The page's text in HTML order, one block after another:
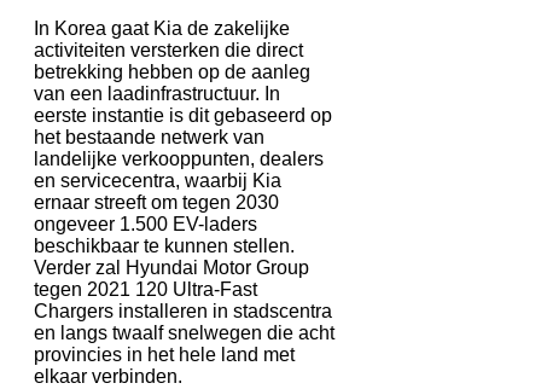
In Korea gaat Kia de zakelijke
activiteiten versterken die direct
betrekking hebben op de aanleg
van een laadinfrastructuur. In
eerste instantie is dit gebaseerd op
het bestaande netwerk van
landelijke verkooppunten, dealers
en servicecentra, waarbij Kia
ernaar streeft om tegen 2030
ongeveer 1.500 EV-laders
beschikbaar te kunnen stellen.
Verder zal Hyundai Motor Group
tegen 2021 120 Ultra-Fast
Chargers installeren in stadscentra
en langs twaalf snelwegen die acht
provincies in het hele land met
elkaar verbinden.